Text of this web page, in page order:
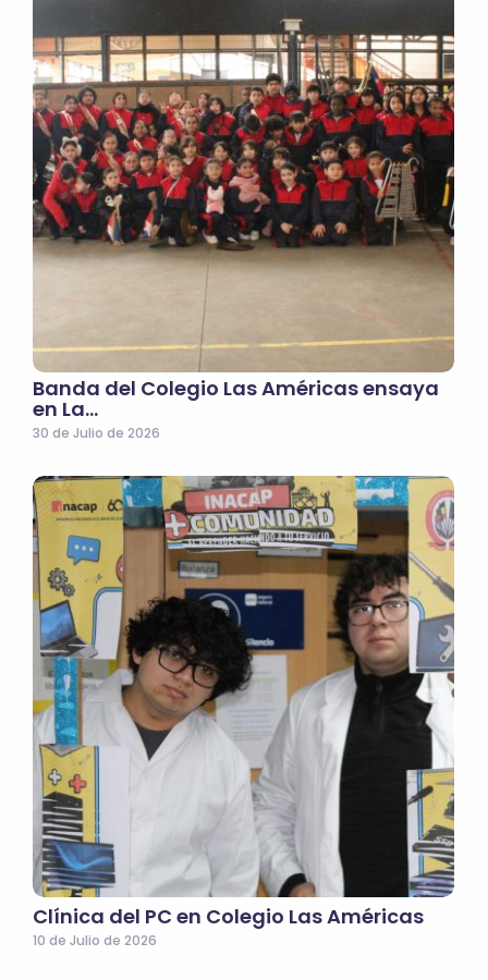
Banda del Colegio Las Américas ensaya
en La…
30 de Julio de 2026
Clínica del PC en Colegio Las Américas
10 de Julio de 2026